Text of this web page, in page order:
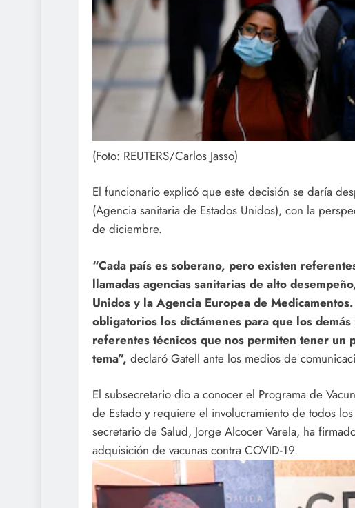
(Foto: REUTERS/Carlos Jasso)
El funcionario explicó que este decisión se daría
(Agencia sanitaria de Estados Unidos), con la
de diciembre.
“Cada país es soberano, pero existen
llamadas agencias sanitarias de alto
Unidos y la Agencia Europea de
obligatorios los dictámenes para que los
referentes técnicos que nos permiten tener un
tema”, declaró Gatell ante los medios de
El subsecretario dio a conocer el Programa de
de Estado y requiere el involucramiento de todos
secretario de Salud, Jorge Alcocer Varela, ha
adquisición de vacunas contra COVID-19.